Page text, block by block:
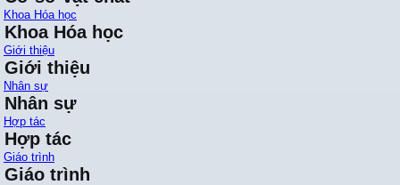
Khoa Hóa học
Khoa Hóa học
Giới thiệu
Giới thiệu
Nhân sự
Nhân sự
Hợp tác
Hợp tác
Giáo trình
Giáo trình